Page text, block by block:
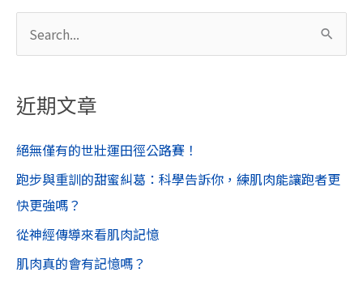
鍵
字
近期文章
絕無僅有的世壯運田徑公路賽！
跑步與重訓的甜蜜糾葛：科學告訴你，練肌肉能讓跑者更
快更強嗎？
從神經傳導來看肌肉記憶
肌肉真的會有記憶嗎？